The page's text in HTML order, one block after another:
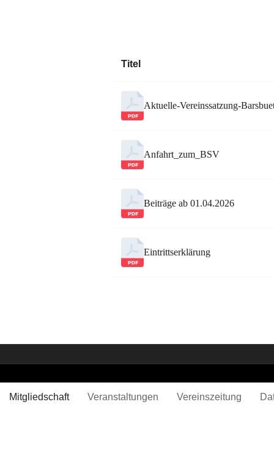
Titel
Aktuelle-Vereinssatzung-
Anfahrt_zum_BSV
Beiträge ab 01.04.2026
Eintrittserklärung
Mitgliedschaft Veranstaltungen Vereinszeitung